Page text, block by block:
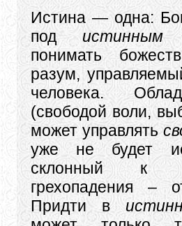
Истина — одна:
под истинным
понимать
разум,
человека.
(свободой воли,
может управлять
уже не будет
склонный к
грехопадения –
Придти в